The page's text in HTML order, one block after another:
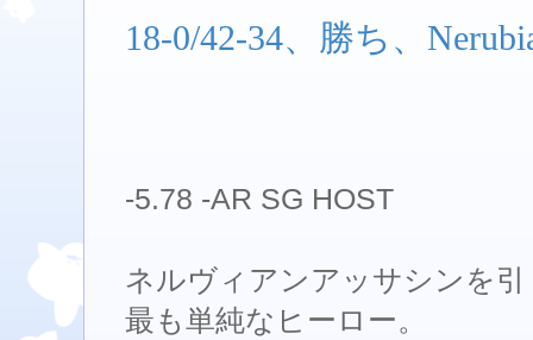
18-0/42-34、勝ち、
-5.78 -AR SG HOST
ネルヴィアンアッサシンを引
最も単純なヒーロー。